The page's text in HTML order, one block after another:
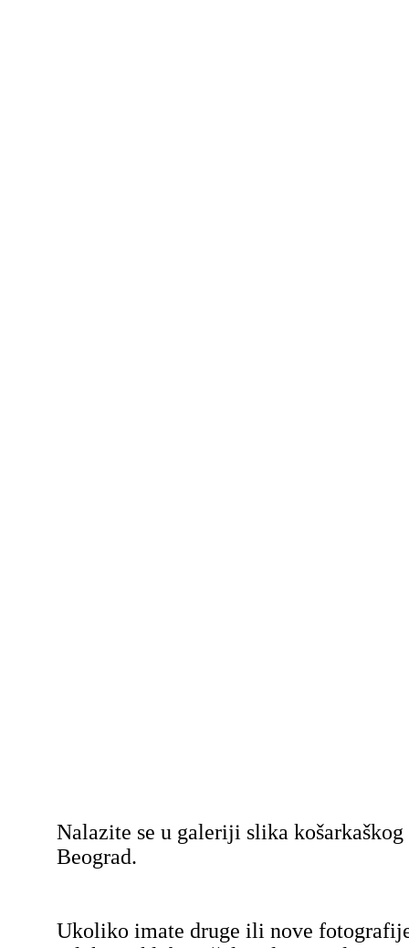
Nalazite se u galeriji slika
Beograd.
Ukoliko imate druge ili nove